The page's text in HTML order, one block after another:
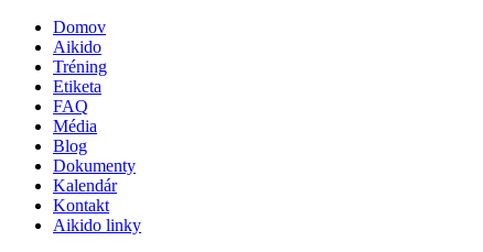
Domov
Aikido
Tréning
Etiketa
FAQ
Média
Blog
Dokumenty
Kalendár
Kontakt
Aikido linky